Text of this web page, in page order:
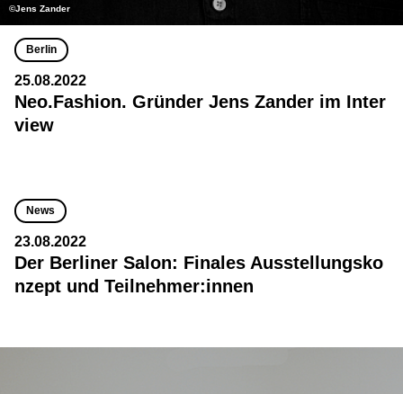
©Jens Zander
Berlin
25.08.2022
Neo.Fashion. Gründer Jens Zander im Inter
view
News
23.08.2022
Der Berliner Salon: Finales Ausstellungsko
nzept und Teilnehmer:innen